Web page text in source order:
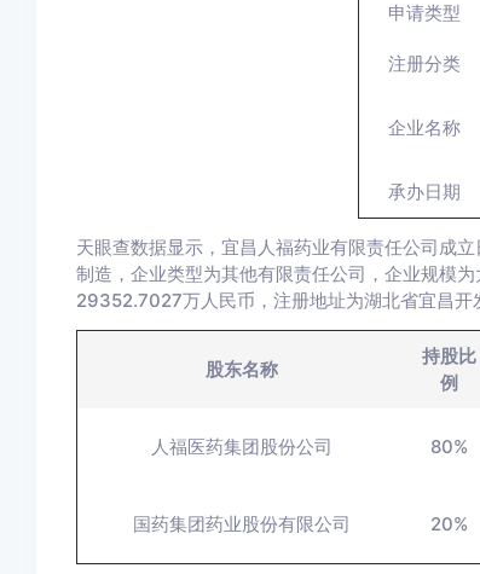
申请类型
注册分类
企业名称
承办日期
天眼查数据显示，宜昌人福药业有限责任公司成
制造，企业类型为其他有限责任公司，企业规模
29352.7027万人民币，注册地址为湖北省宜昌开
股东名称
持股比
例
人福医药集团股份公司 80%
国药集团药业股份有限公司 20%